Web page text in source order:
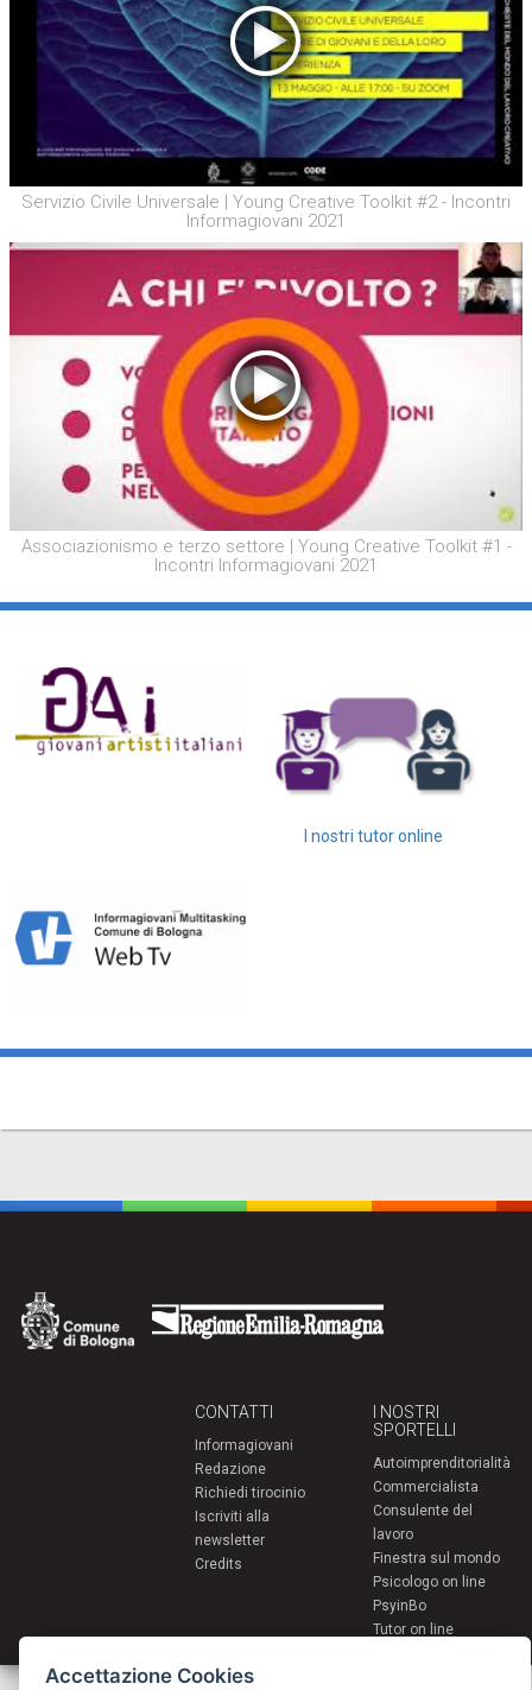
Servizio Civile Universale | Young Creative Toolkit #2 - Incontri
Informagiovani 2021
Associazionismo e terzo settore | Young Creative Toolkit #1 -
Incontri Informagiovani 2021
I nostri tutor online
CONTATTI
Informagiovani
Redazione
Richiedi tirocinio
Iscriviti alla
newsletter
Credits
I NOSTRI
SPORTELLI
Autoimprenditorialità
Commercialista
Consulente del
lavoro
Finestra sul mondo
Psicologo on line
PsyinBo
Tutor on line
Accettazione Cookies